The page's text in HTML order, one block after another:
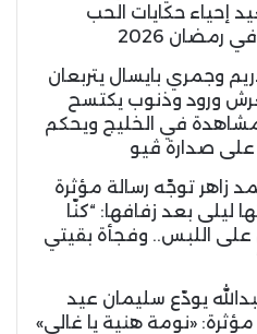
إحياء حكايات الحب
رمضان 2026
وجمري بايسال يتربعان
ورود وذنوب يكتسح
في الخليج ويحكم
صدارة ڤيو
زاهر توجّه رسالة مؤثرة
ليلى بعد زفافها: “كنّا
على اللبس.. وفجأة بقيتي
يودّع سليمان عيد
«نومة هنية يا غالي»